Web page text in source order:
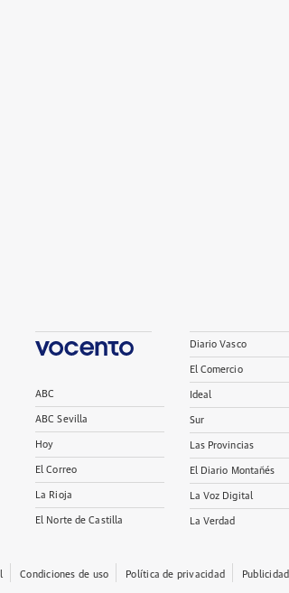
ABC
ABC Sevilla
Hoy
El Correo
La Rioja
El Norte de Castilla
Diario Vasco
El Comercio
Ideal
Sur
Las Provincias
El Diario Montañés
La Voz Digital
La Verdad
Condiciones de uso Política de privacidad Publicidad